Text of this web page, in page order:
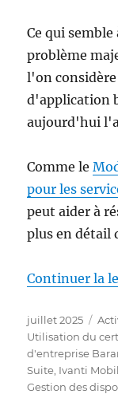
Ce qui
problème
l'on considère
d'application
aujourd'hui
Comme le
pour les
peut aider à
plus en détail
Continuer la
Publié
le
juillet 2025
Utilisation du
d'entreprise
Suite Ivanti
Gestion des